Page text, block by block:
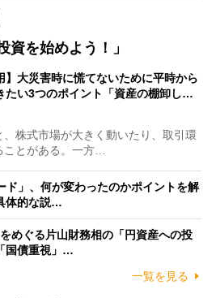
資を始めよう！」
】大災害時に慌てないために平時から
たい3つのポイント「資産の棚卸し…
株式市場が大きく動いたり、取引環
とがある。一方…
ド」、何が変わったのかポイントを解
体的な説…
めぐる片山財務相の「円資産への投
国債重視」…
一覧を見る